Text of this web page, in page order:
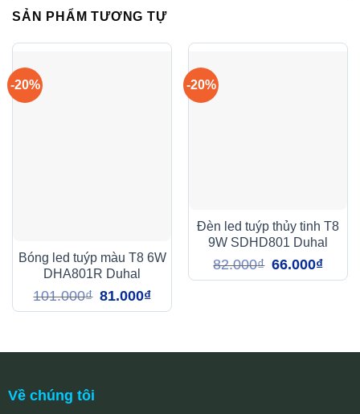
SẢN PHẨM TƯƠNG TỰ
-20%
Bóng led tuýp màu T8 6W
DHA801R Duhal
101.000₫
Giá
gốc
là:
81.000₫Giá
tại
-20%
Đèn led tuýp thủy tinh T8
9W SDHD801 Duhal
82.000₫ Giá
gốc
là:
66.000₫Giá
tại
Về chúng tôi